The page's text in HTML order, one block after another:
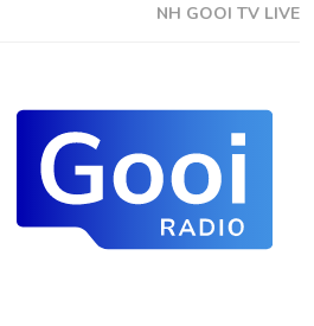
NH GOOI TV LIVE